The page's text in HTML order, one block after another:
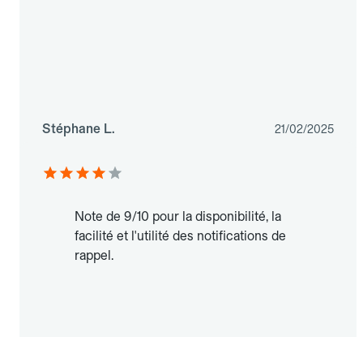
Stéphane L. 21/02/2025
Note de 9/10 pour la disponibilité, la
facilité et l'utilité des notifications de
rappel.